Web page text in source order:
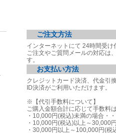
ご注文方法
インターネットにて 24時間受け
ご注文やご質問メールの対応は
す。
お支払い方法
クレジットカード決済、代金引
ID決済がご利用いただけます。
※【代引手数料について】
ご購入金額合計に応じて手数料
・10,000円(税込)未満の場合・
・10,000円(税込)以上～30,000
・30,000円以上～100,000円(税